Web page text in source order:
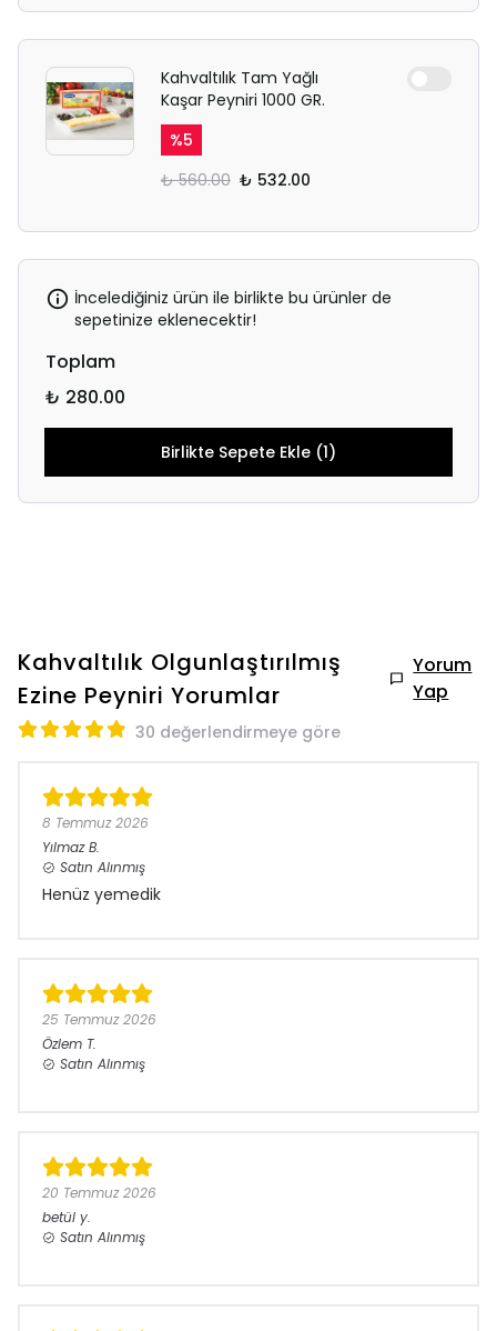
Kahvaltılık Tam Yağlı
Kaşar Peyniri 1000 GR.
%5
₺ 560.00 ₺ 532.00
İncelediğiniz ürün ile birlikte bu ürünler de
sepetinize eklenecektir!
Toplam
₺ 280.00
Birlikte Sepete Ekle (1)
Kahvaltılık Olgunlaştırılmış
Ezine Peyniri Yorumlar
Yorum
Yap
30 değerlendirmeye göre
8 Temmuz 2026
Yılmaz B.
Satın Alınmış
Henüz yemedik
25 Temmuz 2026
Özlem T.
Satın Alınmış
20 Temmuz 2026
betül y.
Satın Alınmış